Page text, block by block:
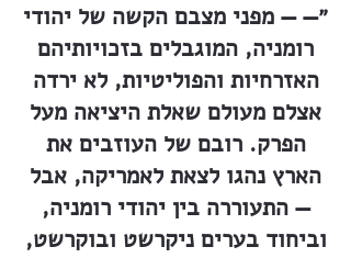
״— — מפני מצבם הקשה של יהודי
רומניה, המוגבלים בזכויותיהם
האזרחיות והפוליטיות, לא ירדה
אצלם מעולם שאלת היציאה מעל
הפרק. רובם של העוזבים את
הארץ נהגו לצאת לאמריקה, אבל
— התעוררה בין יהודי רומניה,
וביחוד בערים ניקרשט ובוקרשט,